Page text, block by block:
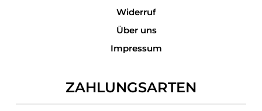
Widerruf
Über uns
Impressum
ZAHLUNGSARTEN